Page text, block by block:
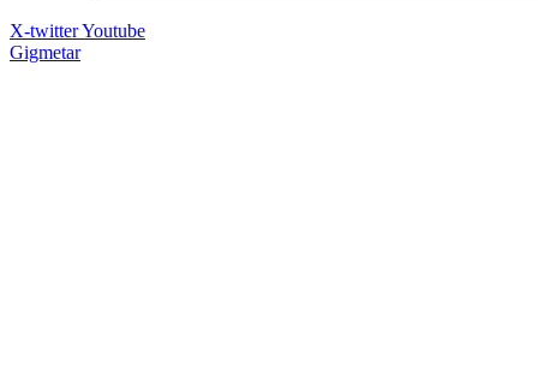
X-twitterYoutube
Gigmetar